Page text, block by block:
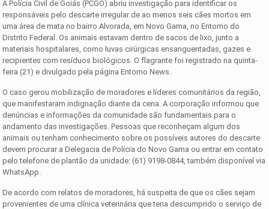
A Polícia Civil de Goiás (PCGO) abriu investigação para identificar os
responsáveis pelo descarte irregular de ao menos seis cães mortos em
uma área de mata no bairro Alvorada, em Novo Gama, no Entorno do
Distrito Federal. Os animais estavam dentro de sacos de lixo, junto a
materiais hospitalares, como luvas cirúrgicas ensanguentadas, gazes e
recipientes com resíduos biológicos. O flagrante foi registrado na quinta-
feira (21) e divulgado pela página Entorno News.
O caso gerou mobilização de moradores e líderes comunitários da região,
que manifestaram indignação diante da cena. A corporação informou que
denúncias e informações da comunidade são fundamentais para o
andamento das investigações. Pessoas que reconheçam algum dos
animais ou tenham conhecimento sobre os possíveis autores do descarte
devem procurar a Delegacia de Polícia do Novo Gama ou entrar em contato
pelo telefone de plantão da unidade: (61) 9198-0844, também disponível via
WhatsApp.
De acordo com relatos de moradores, há suspeita de que os cães sejam
provenientes de uma clínica veterinária que teria descumprido o serviço de